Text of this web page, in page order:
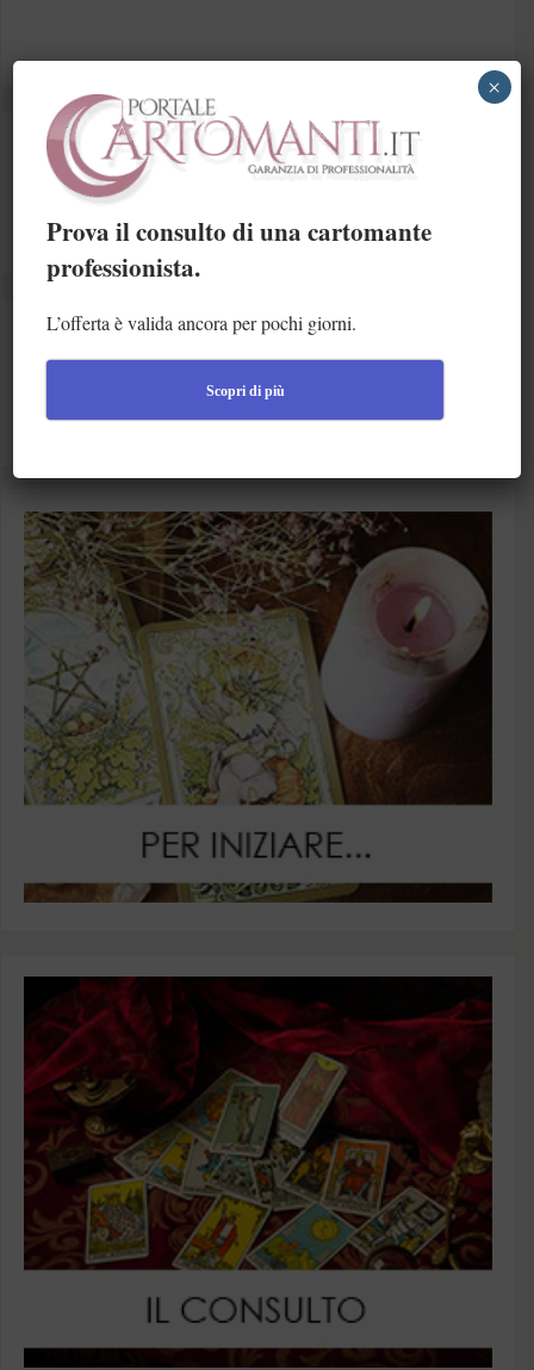
CERCA NEL SITO
Se vuoi contribuire ai contenuti del sito, suggerirci dei
Prova il consulto di una cartomante
professionista.
L’offerta è valida ancora per pochi giorni.
Scopri di più
×